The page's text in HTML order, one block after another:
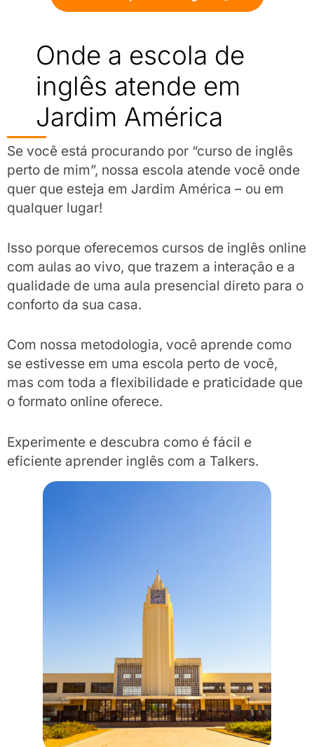
Onde a escola de
inglês atende em
Jardim América
Se você está procurando por “curso de inglês
perto de mim”, nossa escola atende você onde
quer que esteja em Jardim América – ou em
qualquer lugar!
Isso porque oferecemos cursos de inglês online
com aulas ao vivo, que trazem a interação e a
qualidade de uma aula presencial direto para o
conforto da sua casa.
Com nossa metodologia, você aprende como
se estivesse em uma escola perto de você,
mas com toda a flexibilidade e praticidade que
o formato online oferece.
Experimente e descubra como é fácil e
eficiente aprender inglês com a Talkers.